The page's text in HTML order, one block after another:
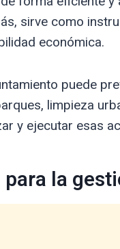
sirve como
económica.
puede
limpieza
y ejecutar esas
la